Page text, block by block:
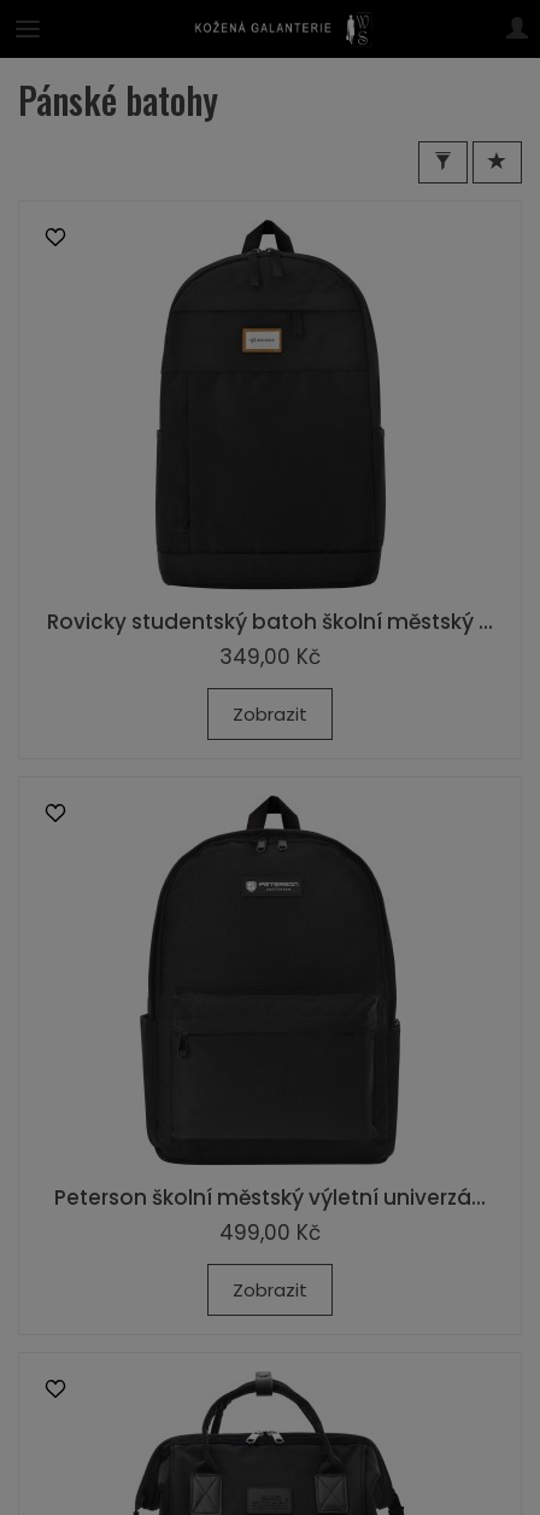
Pánské batohy
Rovicky studentský batoh školní městský ...
349,00 Kč
Zobrazit
Peterson školní městský výletní univerzá...
499,00 Kč
Zobrazit